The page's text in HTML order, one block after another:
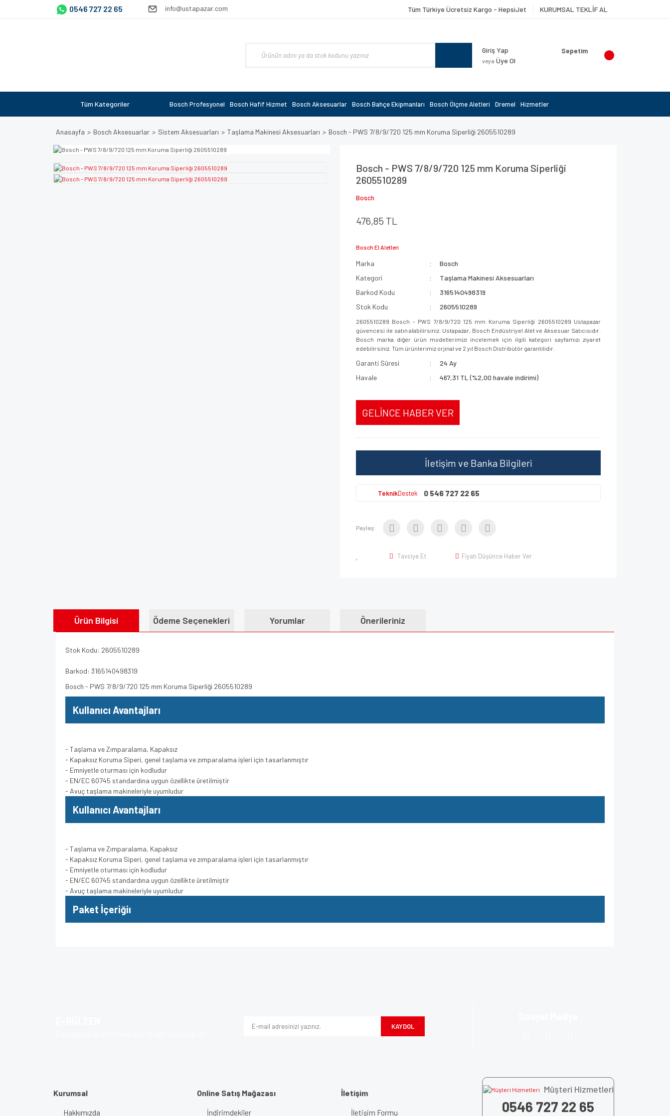
0546 727 22 65 info@ustapazar.com Tüm Türkiye Ücretsiz Kargo - HepsiJet KURUMSAL TEKLİF AL
Giriş Yap
veya Üye Ol
Sepetim
Tüm Kategoriler Bosch Profesyonel Bosch Hafif Hizmet Bosch Aksesuarlar Bosch Bahçe Ekipmanları Bosch Ölçme Aletleri Dremel Hizmetler
Anasayfa Bosch Aksesuarlar Sistem Aksesuarları Taşlama Makinesi Aksesuarları Bosch - PWS 7/8/9/720 125 mm Koruma Siperliği 2605510289
Bosch - PWS 7/8/9/720 125 mm Koruma Siperliği
2605510289
Bosch
476,85 TL
Bosch El Aletleri
Marka
Bosch
Kategori
Taşlama Makinesi Aksesuarları
Barkod Kodu
3165140498319
Stok Kodu
2605510289
2605510289 Bosch - PWS 7/8/9/720 125 mm Koruma Siperliği 2605510289 Ustapazar
güvencesi ile satın alabilirsiniz. Ustapazar, Bosch Endüstriyel Alet ve Aksesuar Satıcısıdır.
Bosch marka diğer ürün modellerimizi incelemek için ilgili kategori sayfamızı ziyaret
edebilirsiniz. Tüm ürünlerimiz orjinal ve 2 yıl Bosch Distribütör garantilidir.
Garanti Süresi
24 Ay
Havale
467,31 TL (%2,00 havale indirimi)
GELİNCE HABER VER
İletişim ve Banka Bilgileri
TeknikDestek 0 546 727 22 65
Paylaş:
Tavsiye Et Fiyatı Düşünce Haber Ver
Ürün Bilgisi Ödeme Seçenekleri Yorumlar Önerileriniz
Stok Kodu: 2605510289
Barkod: 3165140498319
Bosch - PWS 7/8/9/720 125 mm Koruma Siperliği 2605510289
Kullanıcı Avantajları
- Taşlama ve Zımparalama, Kapaksız
- Kapaksız Koruma Siperi, genel taşlama ve zımparalama işleri için tasarlanmıştır
- Emniyetle oturması için kodludur
- EN/EC 60745 standardına uygun özellikte üretilmiştir
- Avuç taşlama makineleriyle uyumludur
Kullanıcı Avantajları
- Taşlama ve Zımparalama, Kapaksız
- Kapaksız Koruma Siperi, genel taşlama ve zımparalama işleri için tasarlanmıştır
- Emniyetle oturması için kodludur
- EN/EC 60745 standardına uygun özellikte üretilmiştir
- Avuç taşlama makineleriyle uyumludur
Paket İçeriğiı
KAYDOL
Kurumsal
Hakkımızda
Online Satış Mağazası
İndirimdekiler
İletişim
İletişim Formu
Müşteri Hizmetleri
0546 727 22 65